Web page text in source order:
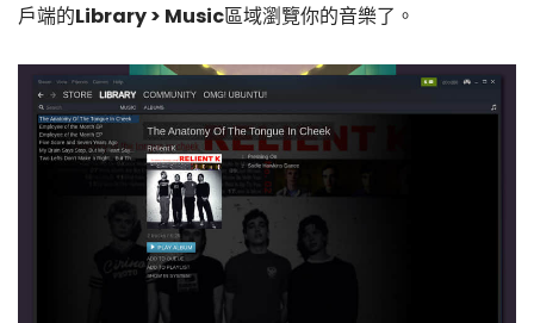
戶端的Library > Music區域瀏覽你的音樂了。